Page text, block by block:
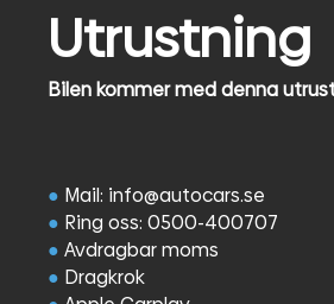
Utrustning
Bilen kommer med denna
● Mail: info@autocars.se
● Ring oss: 0500-400707
● Avdragbar moms
● Dragkrok